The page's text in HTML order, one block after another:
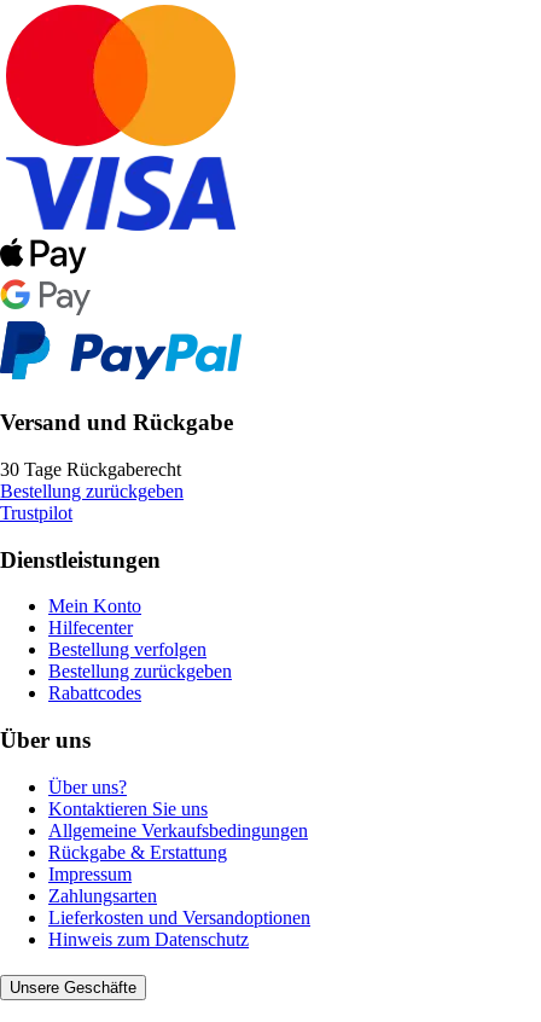
Versand und Rückgabe
30 Tage Rückgaberecht
Bestellung zurückgeben
Trustpilot
Dienstleistungen
Mein Konto
Hilfecenter
Bestellung verfolgen
Bestellung zurückgeben
Rabattcodes
Über uns
Über uns?
Kontaktieren Sie uns
Allgemeine Verkaufsbedingungen
Rückgabe & Erstattung
Impressum
Zahlungsarten
Lieferkosten und Versandoptionen
Hinweis zum Datenschutz
Unsere Geschäfte